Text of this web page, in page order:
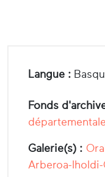
Langue :
Fonds
Galerie(s) :
Arberoa-